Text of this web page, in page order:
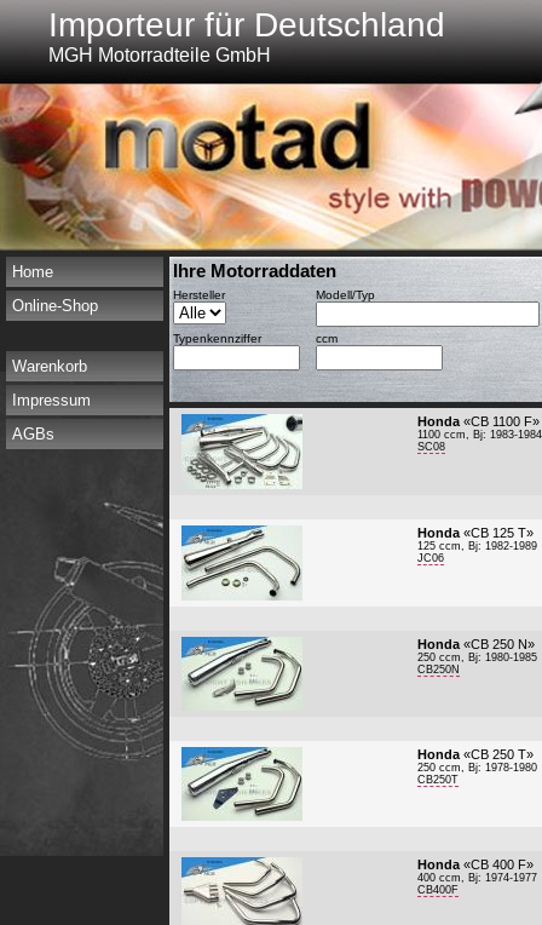
Importeur für Deutschland
MGH Motorradteile GmbH
Home
Online-Shop
Warenkorb
Impressum
AGBs
Ihre Motorraddaten
Hersteller Modell/Typ
Typenkennziffer ccm
Honda «CB 1100 F»
1100 ccm, Bj: 1983-1984
SC08
Honda «CB 125 T»
125 ccm, Bj: 1982-1989
JC06
Honda «CB 250 N»
250 ccm, Bj: 1980-1985
CB250N
Honda «CB 250 T»
250 ccm, Bj: 1978-1980
CB250T
Honda «CB 400 F»
400 ccm, Bj: 1974-1977
CB400F